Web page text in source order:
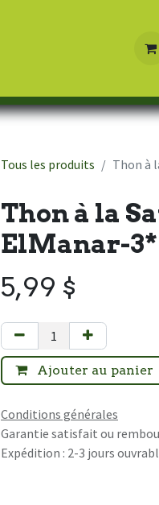
Tous les produits Thon à
Thon à la
ElManar-
5,99 $
Ajouter au panier
Conditions générales
Garantie satisfait ou
Expédition : 2-3 jours